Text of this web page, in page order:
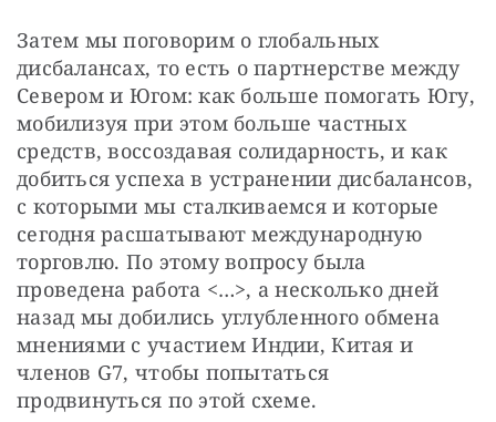
Затем мы поговорим о глобальных
дисбалансах, то есть о партнерстве между
Севером и Югом: как больше помогать Югу,
мобилизуя при этом больше частных
средств, воссоздавая солидарность, и как
добиться успеха в устранении дисбалансов,
с которыми мы сталкиваемся и которые
сегодня расшатывают международную
торговлю. По этому вопросу была
проведена работа <…>, а несколько дней
назад мы добились углубленного обмена
мнениями с участием Индии, Китая и
членов G7, чтобы попытаться
продвинуться по этой схеме.